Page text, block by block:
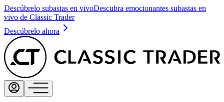
Descúbrelo subastas en vivoDescubra emocionantes subastas en
vivo de Classic Trader
Descúbrelo ahora